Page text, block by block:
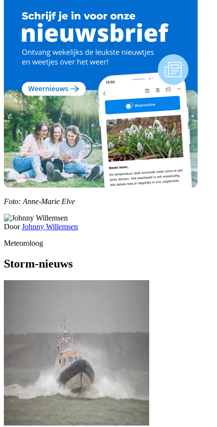
Foto: Anne-Marie Elve
DoorJohnny Willemsen
Meteoroloog
Storm-nieuws